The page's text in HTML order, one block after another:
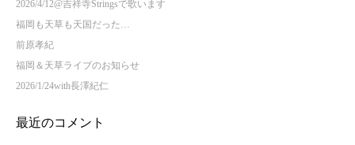
2026/4/12@吉祥寺Stringsで歌います
福岡も天草も天国だった…
前原孝紀
福岡＆天草ライブのお知らせ
2026/1/24with長澤紀仁
最近のコメント